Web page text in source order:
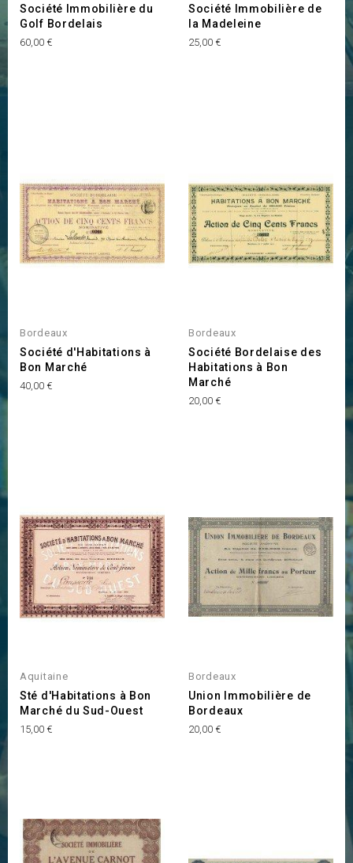
Société Immobilière du
Golf Bordelais
Prix
60,00 €
Société Immobilière de
la Madeleine
Prix
25,00 €
Bordeaux
Société d'Habitations à
Bon Marché
Prix
40,00 €
Bordeaux
Société Bordelaise des
Habitations à Bon
Marché
Prix
20,00 €
Aquitaine
Sté d'Habitations à Bon
Marché du Sud-Ouest
Prix
15,00 €
Bordeaux
Union Immobilière de
Bordeaux
Prix
20,00 €